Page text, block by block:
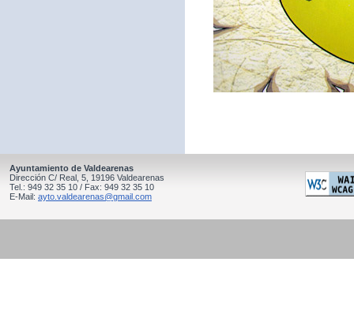
Ayuntamiento de Valdearenas
Dirección C/ Real, 5, 19196 Valdearenas
Tel.: 949 32 35 10 / Fax: 949 32 35 10
E-Mail: ayto.valdearenas@gmail.com